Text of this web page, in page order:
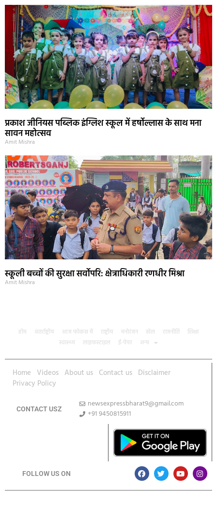
प्रकाश जीनियस पब्लिक इंग्लिश स्कूल में हर्षोल्लास के साथ मना
सावन महोत्सव
Amit Mishra
स्कूली बच्चों की सुरक्षा सर्वोपरि: क्षेत्राधिकारी रणधीर मिश्रा
Amit Mishra
होम अंतर्राष्ट्रीय आज फोकस में राष्ट्रीय मनोरंजन खेल राजनीति
शिक्षा
स्वास्थ्य
लाइफस्टाइल ई-पेपर अन्य
Home Videos About us Contact us Disclaimer
Privacy Policy
CONTACT USZ
newsexpressbharat9@gmail.com
+91 9450815911
FOLLOW US ON